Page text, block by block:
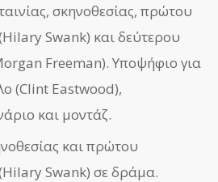
σκηνοθεσίας, πρώτου
Swank) και δεύτερου
Freeman). Υποψήφιο για
(Clint Eastwood),
και μοντάζ.
και πρώτου
Swank) σε δράμα.